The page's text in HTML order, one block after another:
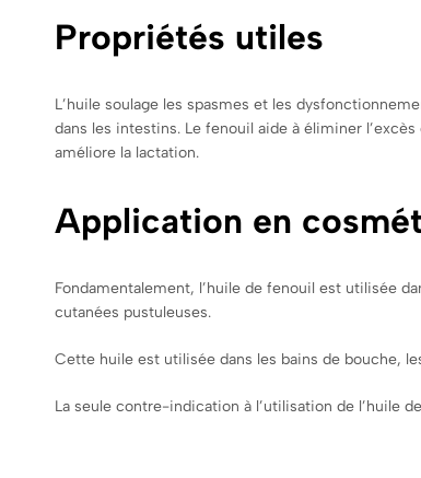
Propriétés utiles
L’huile soulage les spasmes et les
dans les intestins. Le fenouil aide à éliminer
améliore la lactation.
Application en
Fondamentalement, l’huile de fenouil est utilisée
cutanées pustuleuses.
Cette huile est utilisée dans les bains de bouche,
La seule contre-indication à l’utilisation de l’huile